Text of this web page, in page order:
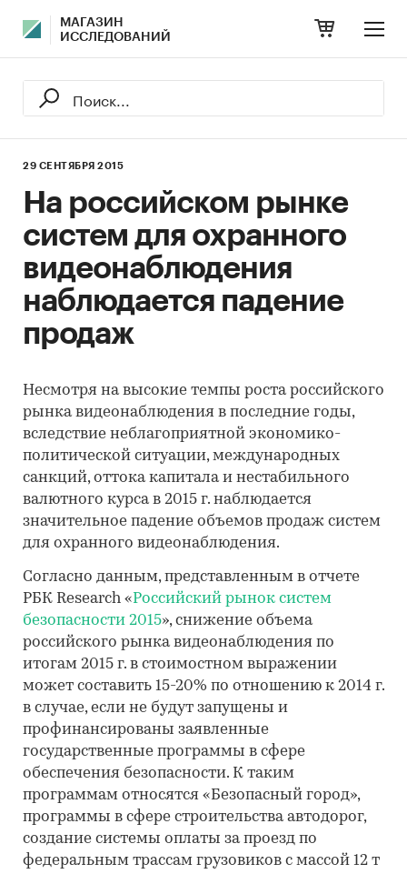
МАГАЗИН
ИССЛЕДОВАНИЙ
29 СЕНТЯБРЯ 2015
На российском рынке
систем для охранного
видеонаблюдения
наблюдается падение
продаж
Несмотря на высокие темпы роста российского
рынка видеонаблюдения в последние годы,
вследствие неблагоприятной экономико-
политической ситуации, международных
санкций, оттока капитала и нестабильного
валютного курса в 2015 г. наблюдается
значительное падение объемов продаж систем
для охранного видеонаблюдения.
Согласно данным, представленным в отчете
РБК Research «Российский рынок систем
безопасности 2015», снижение объема
российского рынка видеонаблюдения по
итогам 2015 г. в стоимостном выражении
может составить 15-20% по отношению к 2014 г.
в случае, если не будут запущены и
профинансированы заявленные
государственные программы в сфере
обеспечения безопасности. К таким
программам относятся «Безопасный город»,
программы в сфере строительства автодорог,
создание системы оплаты за проезд по
федеральным трассам грузовиков с массой 12 т